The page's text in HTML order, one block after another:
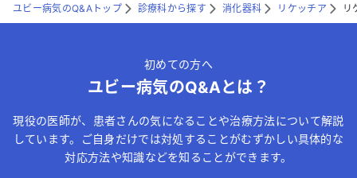
ユビー病気のQ&Aトップ 診療科から探す 消化器科 リケッチア リ
初めての方へ
ユビー病気のQ&Aとは？
現役の医師が、患者さんの気になることや治療方法について解説
しています。ご自身だけでは対処することがむずかしい具体的な
対応方法や知識などを知ることができます。